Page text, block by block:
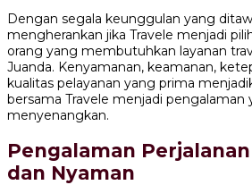
Dengan segala keunggulan yang
mengherankan jika Travele menjadi
orang yang membutuhkan layanan
Juanda. Kenyamanan, keamanan,
kualitas pelayanan yang prima
bersama Travele menjadi pengalaman
menyenangkan.
Pengalaman
dan Nyaman